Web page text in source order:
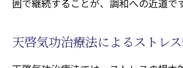
日常に取り入れる天啓気功治療
するチャクラ覚醒のセルフケア術
天啓気功治療法によるストレ